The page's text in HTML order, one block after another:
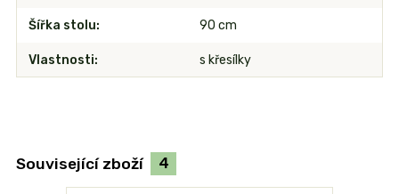
Šířka stolu 90 cm
Vlastnosti s křesílky
Související zboží 4